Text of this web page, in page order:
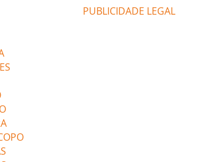
dados junto à equipe”. NaPUBLICIDADE LEGAL